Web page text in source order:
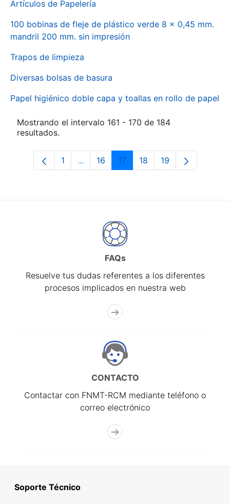
Artículos de Papelería
100 bobinas de fleje de plástico verde 8 x 0,45 mm.
mandril 200 mm. sin impresión
Trapos de limpieza
Diversas bolsas de basura
Papel higiénico doble capa y toallas en rollo de papel
Mostrando el intervalo 161 - 170 de 184
resultados.
Página
1 ...Páginas intermedias Use TAB para
Página
16 Página
17 Página
18 Página
19
FAQs
Resuelve tus dudas referentes a los diferentes
procesos implicados en nuestra web
CONTACTO
Contactar con FNMT-RCM mediante teléfono o
correo electrónico
Soporte Técnico